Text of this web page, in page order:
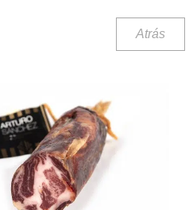
Atrás